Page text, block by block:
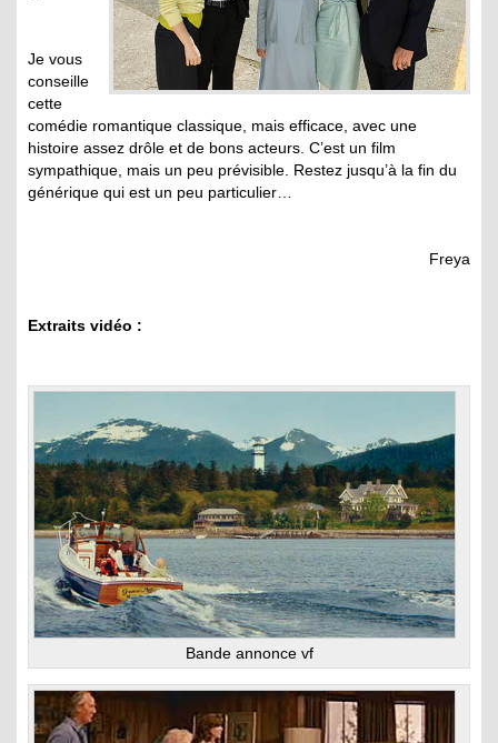
Je vous
conseille
cette
comédie romantique classique, mais efficace, avec une
histoire assez drôle et de bons acteurs. C’est un film
sympathique, mais un peu prévisible. Restez jusqu’à la fin du
générique qui est un peu particulier…
Freya
Extraits vidéo :
Bande annonce vf